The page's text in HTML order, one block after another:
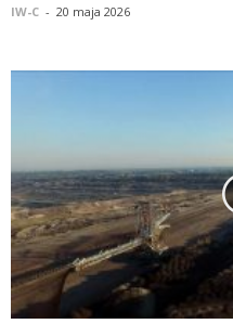
IW-C - 20 maja 2026